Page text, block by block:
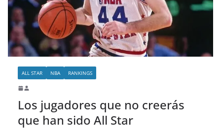
ALL STAR NBA RANKINGS
Los jugadores que no creerás
que han sido All Star